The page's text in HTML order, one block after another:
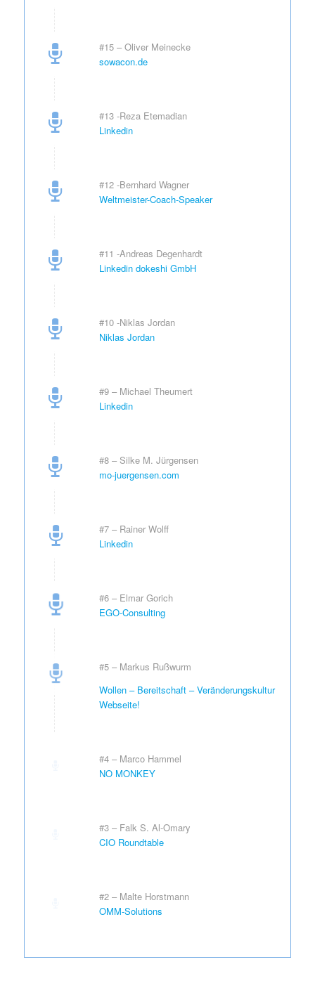
#15 – Oliver Meinecke
sowacon.de
#13 -Reza Etemadian
Linkedin
#12 -Bernhard Wagner
Weltmeister-Coach-Speaker
#11 -Andreas Degenhardt
Linkedin dokeshi GmbH
#10 -Niklas Jordan
Niklas Jordan
#9 – Michael Theumert
Linkedin
#8 – Silke M. Jürgensen
mo-juergensen.com
#7 – Rainer Wolff
Linkedin
#6 – Elmar Gorich
EGO-Consulting
#5 – Markus Rußwurm
Wollen – Bereitschaft – Veränderungskultur
Webseite!
#4 – Marco Hammel
NO MONKEY
#3 – Falk S. Al-Omary
CIO Roundtable
#2 – Malte Horstmann
OMM-Solutions